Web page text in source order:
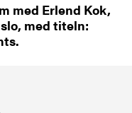
med Erlend Kok,
med titeln: